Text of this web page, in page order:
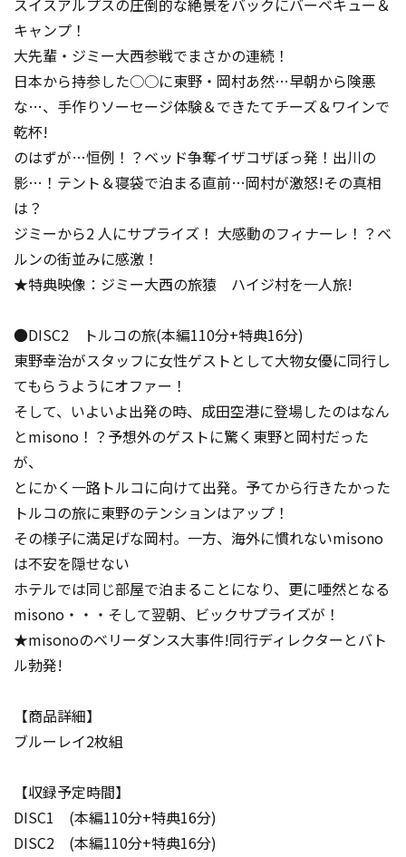
スイスアルプスの圧倒的な絶景をバックにバーベキュー＆
キャンプ！
大先輩・ジミー大西参戦でまさかの連続！
日本から持参した○○に東野・岡村あ然…早朝から険悪
な…、手作りソーセージ体験＆できたてチーズ＆ワインで
乾杯!
のはずが…恒例！？ベッド争奪イザコザぼっ発！出川の
影…！テント＆寝袋で泊まる直前…岡村が激怒!その真相
は？
ジミーから2 人にサプライズ！ 大感動のフィナーレ！？ベ
ルンの街並みに感激！
★特典映像：ジミー大西の旅猿 ハイジ村を一人旅!
●DISC2 トルコの旅(本編110分+特典16分)
東野幸治がスタッフに女性ゲストとして大物女優に同行し
てもらうようにオファー！
そして、いよいよ出発の時、成田空港に登場したのはなん
とmisono！？予想外のゲストに驚く東野と岡村だった
が、
とにかく一路トルコに向けて出発。予てから行きたかった
トルコの旅に東野のテンションはアップ！
その様子に満足げな岡村。一方、海外に慣れないmisono
は不安を隠せない
ホテルでは同じ部屋で泊まることになり、更に唖然となる
misono・・・そして翌朝、ビックサプライズが！
★misonoのベリーダンス大事件!同行ディレクターとバト
ル勃発!
【商品詳細】
ブルーレイ2枚組
【収録予定時間】
DISC1 (本編110分+特典16分)
DISC2 (本編110分+特典16分)